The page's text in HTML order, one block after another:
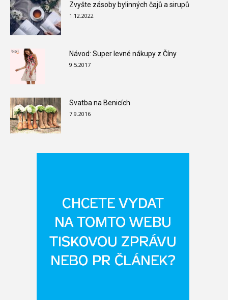
Zvyšte zásoby bylinných čajů a sirupů
1.12.2022
Návod: Super levné nákupy z Číny
9.5.2017
Svatba na Benicích
7.9.2016